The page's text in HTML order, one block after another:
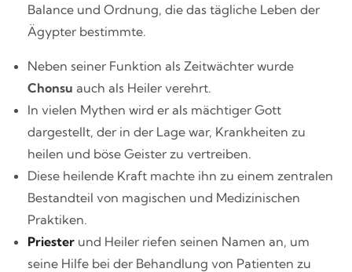
Balance und Ordnung, die das tägliche Leben der
Ägypter bestimmte.
Neben seiner Funktion als Zeitwächter wurde
Chonsu auch als Heiler verehrt.
In vielen Mythen wird er als mächtiger Gott
dargestellt, der in der Lage war, Krankheiten zu
heilen und böse Geister zu vertreiben.
Diese heilende Kraft machte ihn zu einem zentralen
Bestandteil von magischen und Medizinischen
Praktiken.
Priester und Heiler riefen seinen Namen an, um
seine Hilfe bei der Behandlung von Patienten zu